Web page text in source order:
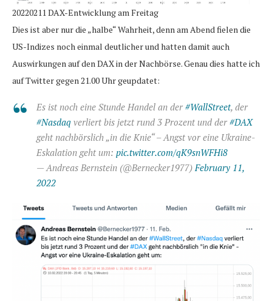
20220211 DAX-Entwicklung am Freitag
Dies ist aber nur die „halbe“ Wahrheit, denn am Abend fielen die
US-Indizes noch einmal deutlicher und hatten damit auch
Auswirkungen auf den DAX in der Nachbörse. Genau dies hatte ich
auf Twitter gegen 21.00 Uhr geupdatet:
Es ist noch eine Stunde Handel an der#WallStreet, der
#Nasdaq verliert bis jetzt rund 3 Prozent und der#DAX
geht nachbörslich „in die Knie“ – Angst vor eine Ukraine-
Eskalation geht um: pic.twitter.com/qK9snWFHi8
— Andreas Bernstein (@Bernecker1977)February 11,
2022